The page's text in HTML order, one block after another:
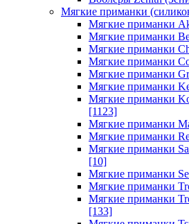
Мягкие приманки
Мягкие приманки
Мягкие приманки
Мягкие приманки
Мягкие приманки
Мягкие приманки
Мягкие приманки
Мягкие приманки
[1123]
Мягкие приманки
Мягкие приманки
Мягкие приманки
[10]
Мягкие приманки
Мягкие приманки
Мягкие приманки
[133]